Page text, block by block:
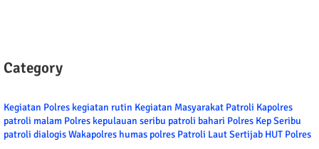
Category
Kegiatan Polres kegiatan rutin Kegiatan Masyarakat Patroli Kapolres
patroli malam Polres kepulauan seribu patroli bahari Polres Kep Seribu
patroli dialogisWakapolres humas polres Patroli LautSertijab HUT Polres